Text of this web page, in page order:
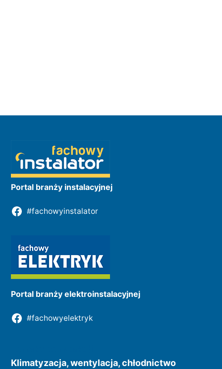
Portal branży instalacyjnej
#fachowyinstalator
Portal branży elektroinstalacyjnej
#fachowyelektryk
Klimatyzacja, wentylacja, chłodnictwo